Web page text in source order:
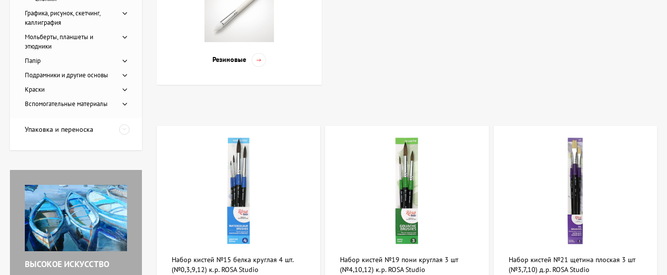
Резиновые
Набор кистей №15 белка круглая 4 шт.
(№0,3,9,12) к.р. ROSA Studio
Набор кистей №19 пони круглая 3 шт
(№4,10,12) к.р. ROSA Studio
Набор кистей №21 щетина плоская 3 шт
(№3,7,10) д.р. ROSA Studio
Графика, рисунок, скетчинг,
каллиграфия
Мольберты, планшеты и
этюдники
Папір
Подрамники и другие основы
Краски
Вспомогательные материалы
Упаковка и переноска
ВЫСОКОЕ ИСКУССТВО
Картина Пирс, художник
11 238 UAH
Картина Абстракция
триптих, художник Бурда
Ярослав
71 920 UAH